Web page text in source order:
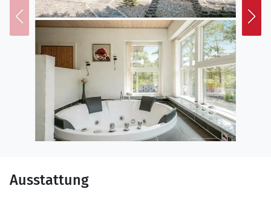
ist Øster Hurup zu empfehlen.
Ausstattung